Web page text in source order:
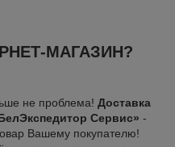
МАГАЗИН?
не проблема! Доставка
Сервис» -
Вашему покупателю!